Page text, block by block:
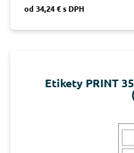
od 34,24 € s DPH
Etikety PRINT